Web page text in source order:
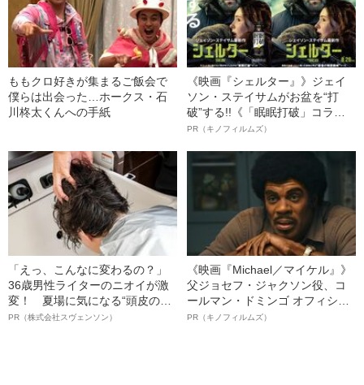
ももクロ好きが集まるご飯会で
僕らは出会った…ホークス・石
川柊太くんへの手紙
《映画『シェルター』》ジェイ
ソン・ステイサムがお盆を“打
破”する!!《「眠眠打破」コラ
ボ》
PR（キノフィルムズ）
「えっ、こんなに変わるの？」
36歳男性ライターのニオイが激
変！ 夏場に気になる“頭皮のニ
オイ”や“ベタつき”を解消す
PR（株式会社スヴェンソン）
《映画『Michael／マイケル』》
父ジョセフ・ジャクソン役、コ
ールマン・ドミンゴ オフィシャ
ルインタビュー“観客を魅了した
PR（キノフィルムズ）